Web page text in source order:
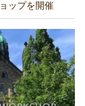
ップを開催